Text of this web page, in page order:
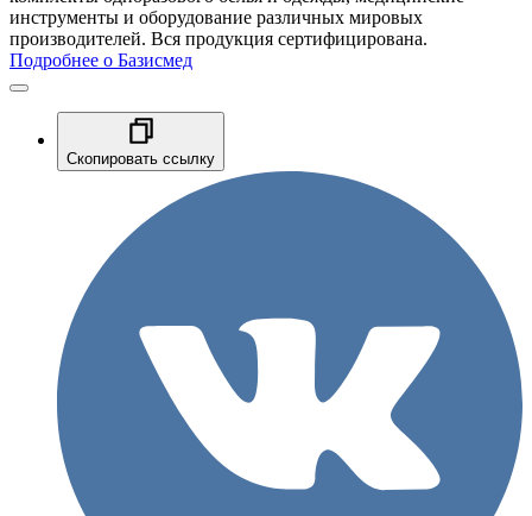
инструменты и оборудование различных мировых
производителей. Вся продукция сертифицирована.
Подробнее о Базисмед
Скопировать ссылку